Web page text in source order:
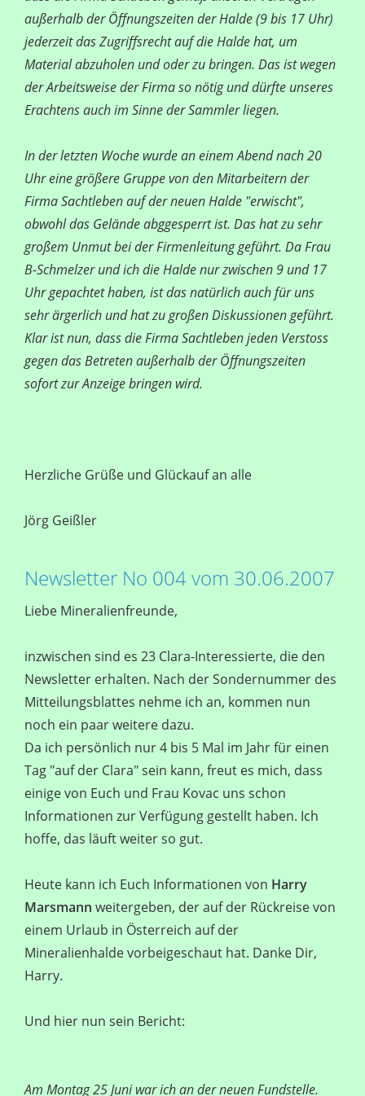
außerhalb der Öffnungszeiten der Halde (9 bis 17 Uhr)
jederzeit das Zugriffsrecht auf die Halde hat, um
Material abzuholen und oder zu bringen. Das ist wegen
der Arbeitsweise der Firma so nötig und dürfte unseres
Erachtens auch im Sinne der Sammler liegen.
In der letzten Woche wurde an einem Abend nach 20
Uhr eine größere Gruppe von den Mitarbeitern der
Firma Sachtleben auf der neuen Halde "erwischt",
obwohl das Gelände abggesperrt ist. Das hat zu sehr
großem Unmut bei der Firmenleitung geführt. Da Frau
B-Schmelzer und ich die Halde nur zwischen 9 und 17
Uhr gepachtet haben, ist das natürlich auch für uns
sehr ärgerlich und hat zu großen Diskussionen geführt.
Klar ist nun, dass die Firma Sachtleben jeden Verstoss
gegen das Betreten außerhalb der Öffnungszeiten
sofort zur Anzeige bringen wird.
Herzliche Grüße und Glückauf an alle
Jörg Geißler
Newsletter No 004 vom 30.06.2007
Liebe Mineralienfreunde,
inzwischen sind es 23 Clara-Interessierte, die den
Newsletter erhalten. Nach der Sondernummer des
Mitteilungsblattes nehme ich an, kommen nun
noch ein paar weitere dazu.
Da ich persönlich nur 4 bis 5 Mal im Jahr für einen
Tag "auf der Clara" sein kann, freut es mich, dass
einige von Euch und Frau Kovac uns schon
Informationen zur Verfügung gestellt haben. Ich
hoffe, das läuft weiter so gut.
Heute kann ich Euch Informationen von Harry
Marsmann weitergeben, der auf der Rückreise von
einem Urlaub in Österreich auf der
Mineralienhalde vorbeigeschaut hat. Danke Dir,
Harry.
Und hier nun sein Bericht:
Am Montag 25 Juni war ich an der neuen Fundstelle.